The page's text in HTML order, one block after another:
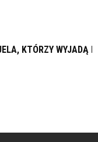
KTÓRZY WYJADĄ